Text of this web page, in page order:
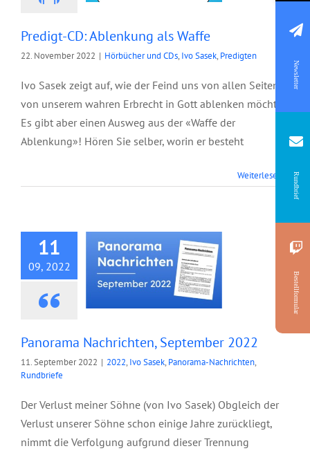
Predigt-CD: Ablenkung als Waffe
22. November 2022 | Hörbücher und CDs, Ivo Sasek, Predigten
Ivo Sasek zeigt auf, wie der Feind uns von allen Seiten
von unserem wahren Erbrecht in Gott ablenken möchte.
Es gibt aber einen Ausweg aus der «Waffe der
Ablenkung»! Hören Sie selber, worin er besteht
Weiterlesen
11
09, 2022
Panorama Nachrichten, September 2022
11. September 2022 | 2022, Ivo Sasek, Panorama-Nachrichten,
Rundbriefe
Der Verlust meiner Söhne (von Ivo Sasek) Obgleich der
Verlust unserer Söhne schon einige Jahre zurückliegt,
nimmt die Verfolgung aufgrund dieser Trennung
Newsletter
Rundbrief
Bestellformular